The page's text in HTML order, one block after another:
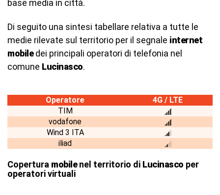
base media in città.
Di seguito una sintesi tabellare relativa a tutte le
medie rilevate sul territorio per il segnale internet
mobiledei principali operatori di telefonia nel
comune Lucinasco.
Operatore
4G / LTE
TIM
vodafone
Wind 3 ITA
iliad
Copertura mobilenel territorio di Lucinasco per
operatori virtuali